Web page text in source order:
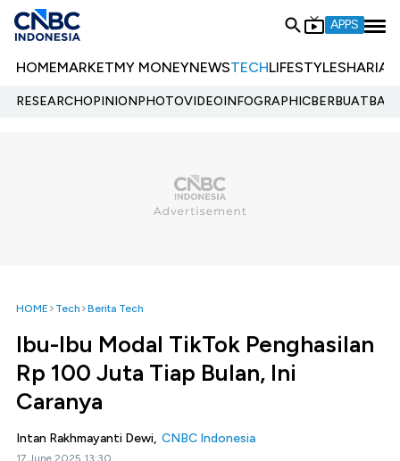
APPS
HOMEMARKETMY MONEYNEWSTECHLIFESTYLESHARIA
RESEARCHOPINIONPHOTOVIDEOINFOGRAPHIC
HOME Tech Berita Tech
Ibu-Ibu Modal TikTok Penghasilan
Rp 100 Juta Tiap Bulan, Ini
Caranya
Intan Rakhmayanti Dewi, CNBC Indonesia
17 June 2025 13:30